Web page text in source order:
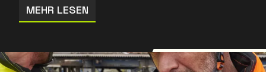
MEHR LESEN